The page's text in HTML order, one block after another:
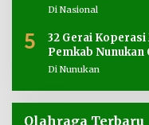
Di Nasional
5
32 Gerai
Pemkab Nunukan
Di Nunukan
Olahraga Terbaru